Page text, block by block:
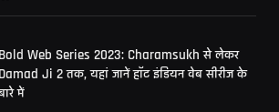
Bold Web Series 2023: Charamsukh से लेकर
Damad Ji 2 तक, यहां जानें हॉट इंडियन वेब सीरीज के
में